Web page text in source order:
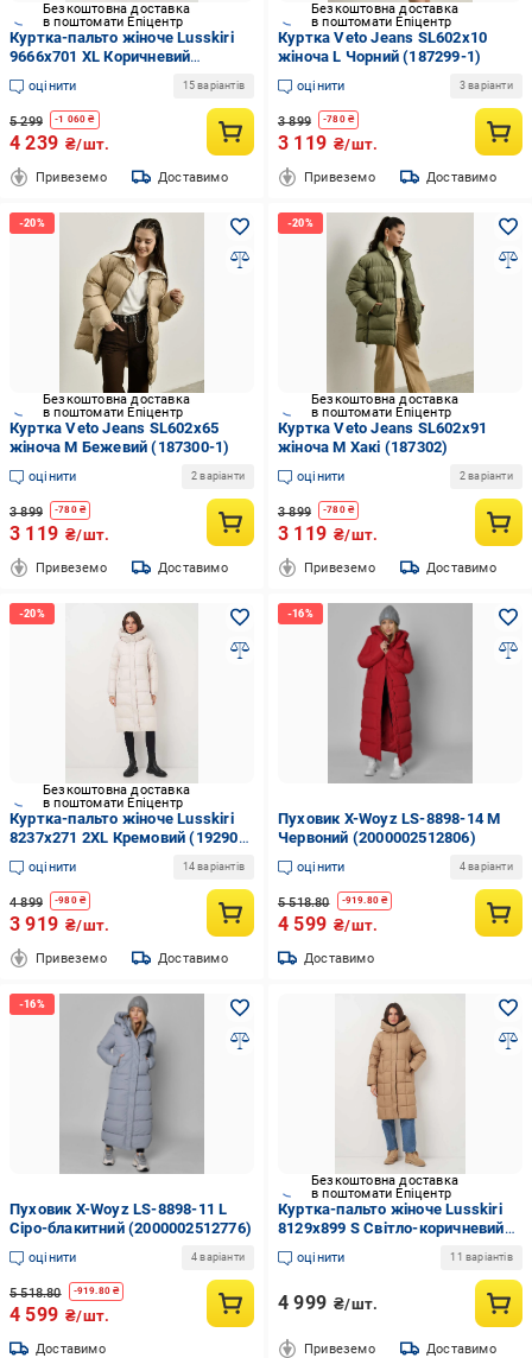
Безкоштовна доставка
в поштомати Епіцентр
Куртка-пальто жіноче Lusskiri
9666x701 XL Коричневий
(192886-2)
оцінити 15 варіантів
5 299 -1 060 ₴
4 239 ₴/шт.
Привеземо Доставимо
Безкоштовна доставка
в поштомати Епіцентр
Куртка Veto Jeans SL602x10
жіноча L Чорний (187299-1)
оцінити 3 варіанти
3 899 -780₴
3 119 ₴/шт.
Привеземо Доставимо
Безкоштовна доставка
в поштомати Епіцентр
Куртка Veto Jeans SL602x65
жіноча M Бежевий (187300-1)
оцінити 2 варіанти
3 899 -780₴
3 119 ₴/шт.
Привеземо Доставимо
Безкоштовна доставка
в поштомати Епіцентр
Куртка Veto Jeans SL602x91
жіноча М Хакі (187302)
оцінити 2 варіанти
3 899 -780₴
3 119 ₴/шт.
Привеземо Доставимо
Безкоштовна доставка
в поштомати Епіцентр
Куртка-пальто жіноче Lusskiri
8237x271 2XL Кремовий (192902-
3)
оцінити 14 варіантів
4 899 -980₴
3 919 ₴/шт.
Привеземо Доставимо
Пуховик X-Woyz LS-8898-14 М
Червоний (2000002512806)
оцінити 4 варіанти
5 518.80 -919.80₴
4 599 ₴/шт.
Доставимо
Пуховик X-Woyz LS-8898-11 L
Сіро-блакитний (2000002512776)
оцінити 4 варіанти
5 518.80 -919.80 ₴
4 599 ₴/шт.
Доставимо
Безкоштовна доставка
в поштомати Епіцентр
Куртка-пальто жіноче Lusskiri
8129x899 S Світло-коричневий
(192888)
оцінити 11 варіантів
4 999 ₴/шт.
Привеземо Доставимо